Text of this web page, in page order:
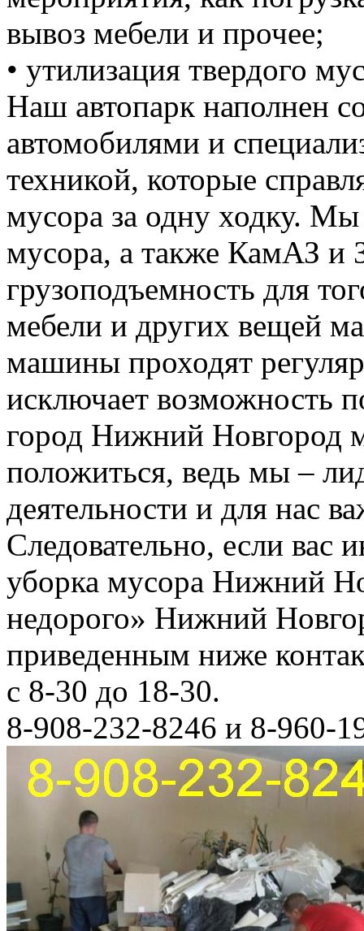
вывоз мебели и прочее;
• утилизация твердого
Наш автопарк наполнен
автомобилями и
техникой, которые
мусора за одну ходку. Мы
мусора, а также КамАЗ
грузоподъемность для
мебели и других вещей
машины проходят
исключает возможность
город Нижний Новгород
положиться, ведь мы –
деятельности и для нас
Следовательно, если вас
уборка мусора Нижний
недорого» Нижний
приведенным ниже
с 8-30 до 18-30.
8-908-232-8246 и 8-960-